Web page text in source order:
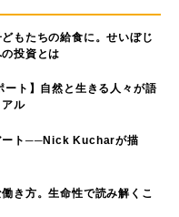
もたちの給食に。せいぼじ
投資とは
ート】自然と生きる人々が語
アル
ート──Nick Kucharが描
き方。生命性で読み解くこ